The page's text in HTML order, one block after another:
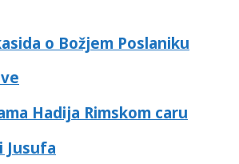
o Božjem Poslaniku
Hadija Rimskom caru
Jusufa